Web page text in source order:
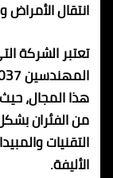
انتقال الأمراض
تعتبر الشركة
هذا المجال،
من الفئران
التقنيات
الأليفة.